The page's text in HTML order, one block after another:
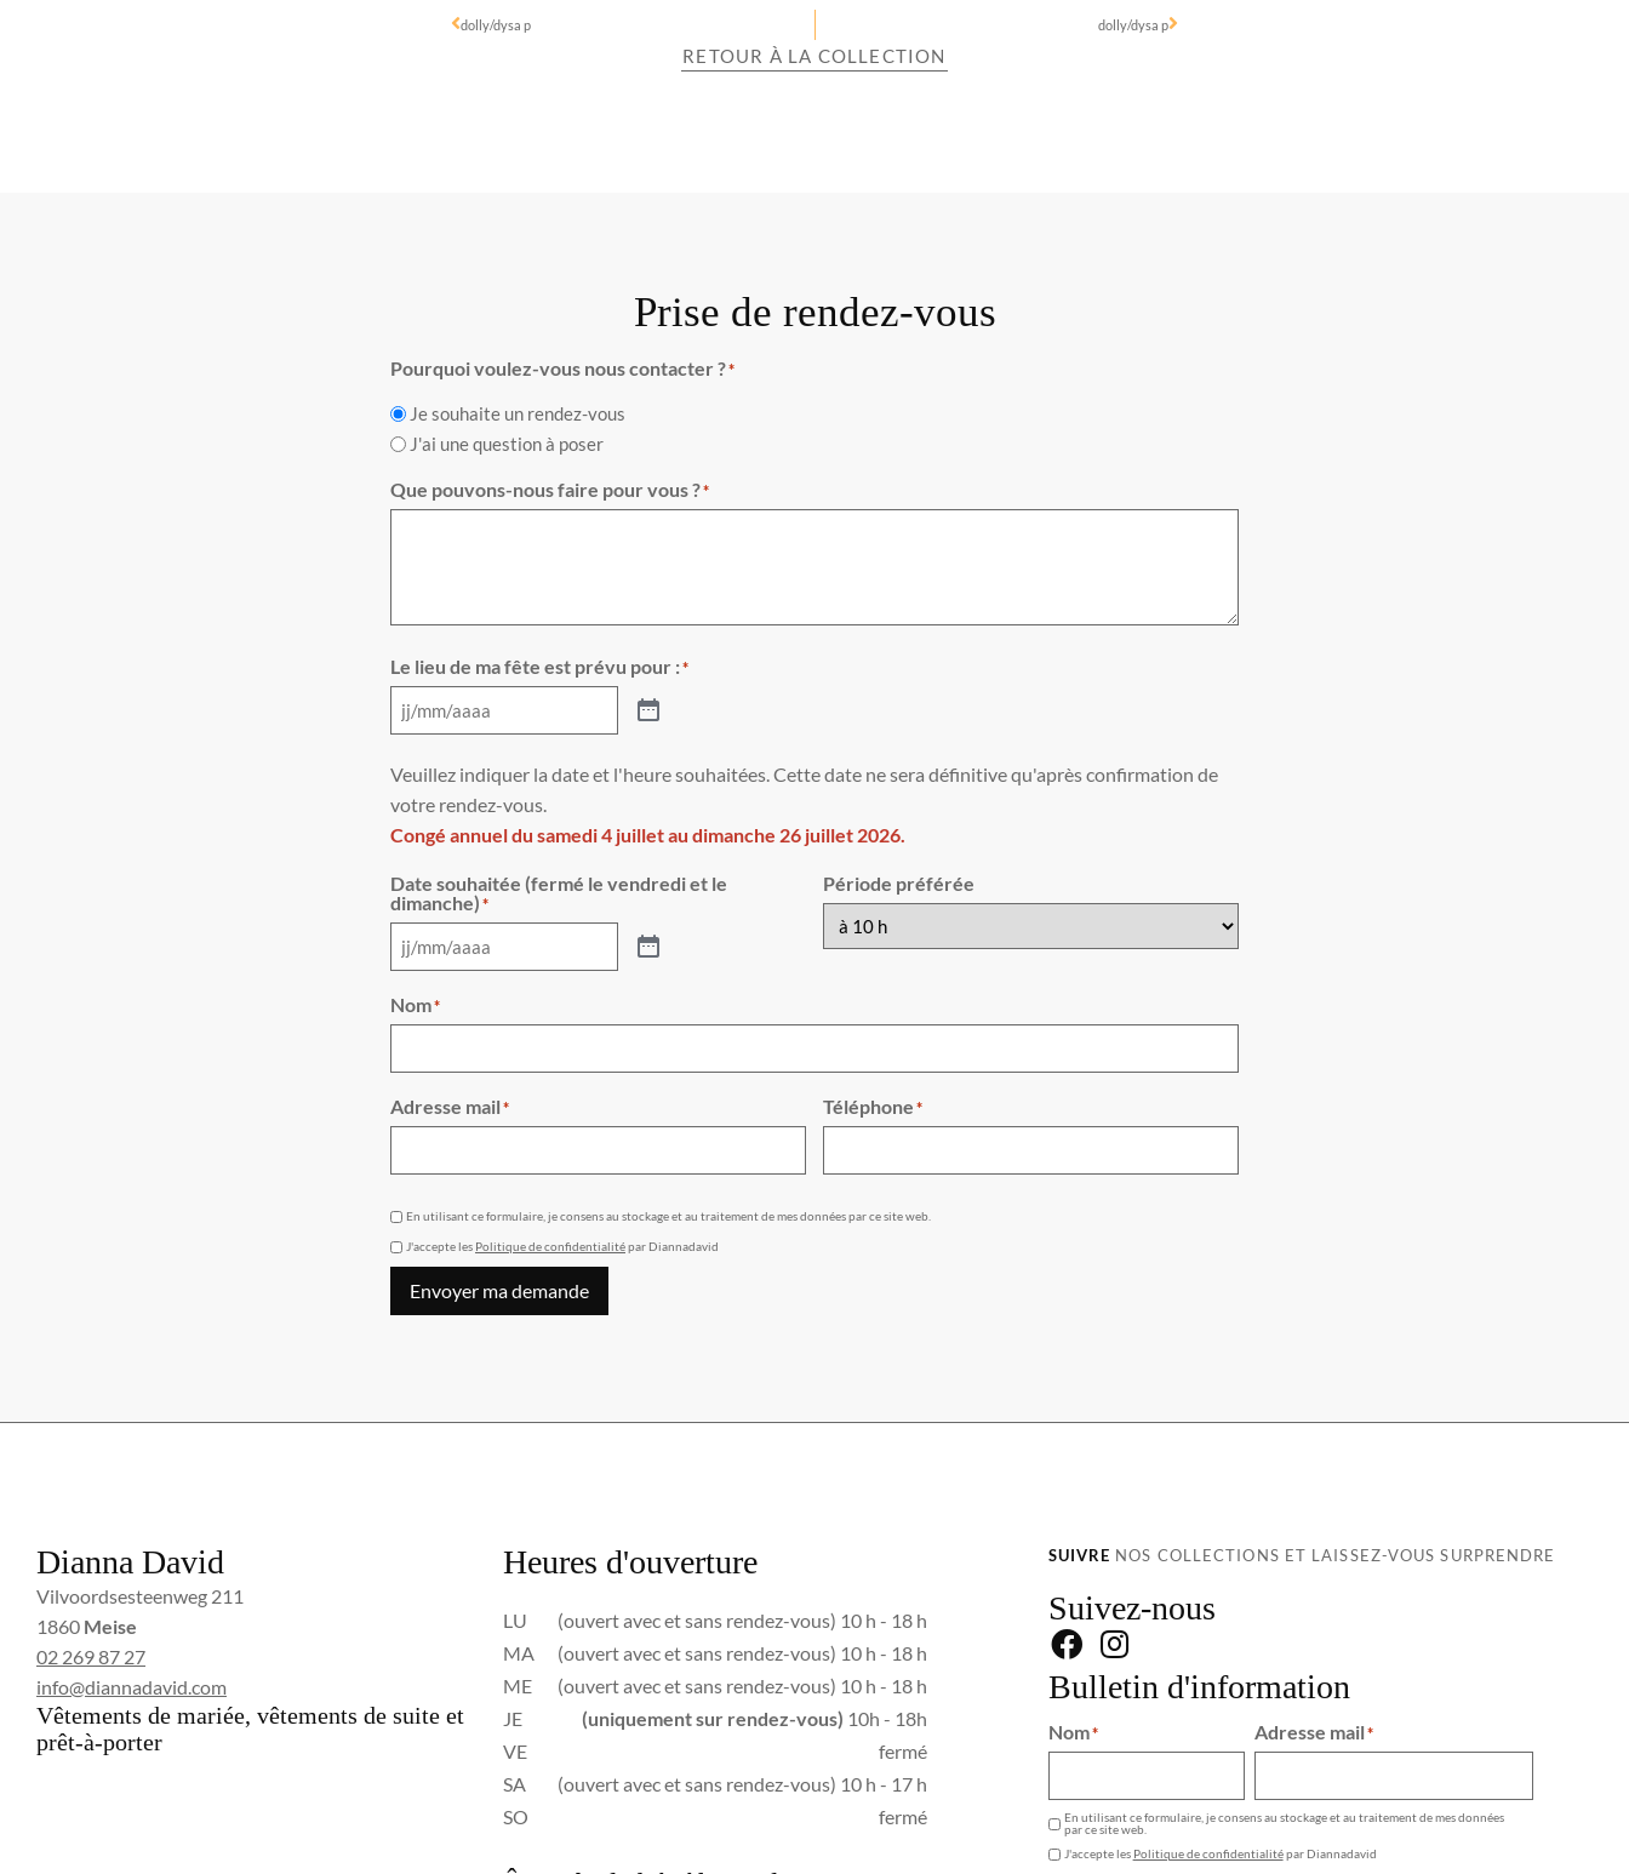
dolly/dysa p dolly/dysa p
RETOUR À LA COLLECTION
Prise de rendez-vous
Pourquoi voulez-vous nous contacter ?*
Je souhaite un rendez-vous
J'ai une question à poser
Que pouvons-nous faire pour vous ?*
Le lieu de ma fête est prévu pour :*
Veuillez indiquer la date et l'heure souhaitées. Cette date ne sera définitive qu'après confirmation de
votre rendez-vous.
Congé annuel du samedi 4 juillet au dimanche 26 juillet 2026.
Date souhaitée (fermé le vendredi et le
dimanche)*
Période préférée
Nom*
Adresse mail* Téléphone*
En utilisant ce formulaire, je consens au stockage et au traitement de mes données par ce site web.
J'accepte les Politique de confidentialitépar Diannadavid
Envoyer ma demande
Dianna David
Vilvoordsesteenweg 211
1860 Meise
02 269 87 27
info@diannadavid.com
Vêtements de mariée, vêtements de suite et
prêt-à-porter
Heures d'ouverture
LU
(ouvert avec et sans rendez-vous) 10 h - 18 h
MA
(ouvert avec et sans rendez-vous) 10 h - 18 h
ME
(ouvert avec et sans rendez-vous) 10 h - 18 h
JE
(uniquement sur rendez-vous) 10h - 18h
VE
fermé
SA
(ouvert avec et sans rendez-vous) 10 h - 17 h
SO
fermé
SUIVRE NOS COLLECTIONS ET LAISSEZ-VOUS SURPRENDRE
Suivez-nous
Bulletin d'information
Nom* Adresse mail*
En utilisant ce formulaire, je consens au stockage et au traitement de mes données
par ce site web.
J'accepte les Politique de confidentialitépar Diannadavid